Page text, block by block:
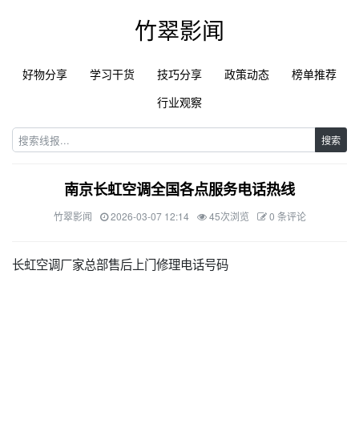
竹翠影闻
好物分享 学习干货 技巧分享 政策动态
榜单推荐
行业观察
搜索
南京长虹空调全国各点服务电话热线
竹翠影闻 2026-03-07 12:14 45次浏览 0 条评论
长虹空调厂家总部售后上门修理电话号码